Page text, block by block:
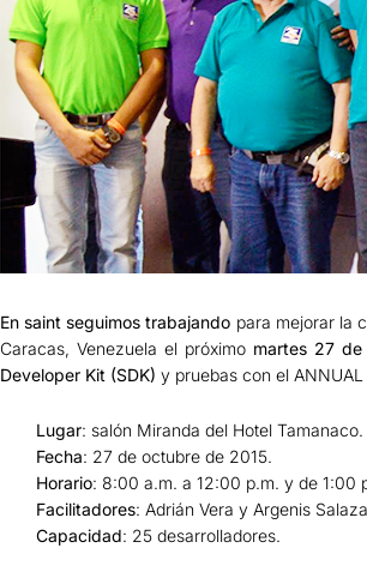
En saint seguimos trabajando para mejorar la
Caracas, Venezuela el próximo martes 27
Developer Kit (SDK) y pruebas con el
Lugar: salón Miranda del Hotel
Fecha: 27 de octubre de 2015.
Horario: 8:00 a.m. a 12:00 p.m. y de 1:00
Facilitadores: Adrián Vera y Argenis
Capacidad: 25 desarrolladores.